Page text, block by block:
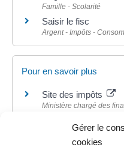
Gérer le
cookies
Famille - Scolarité
Saisir le fisc
Argent - Impôts -
Pour en savoir plus
Site des impôts
Ministère chargé des